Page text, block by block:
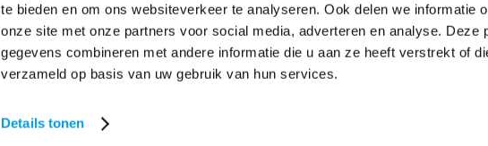
te bieden en om ons websiteverkeer te analyseren. Ook delen we informatie
onze site met onze partners voor social media, adverteren en analyse. Deze
gegevens combineren met andere informatie die u aan ze heeft verstrekt of
verzameld op basis van uw gebruik van hun services.
Details tonen
Experts in